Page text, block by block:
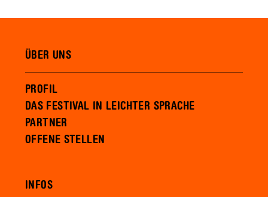
ÜBER UNS
PROFIL
DAS FESTIVAL IN LEICHTER SPRACHE
PARTNER
OFFENE STELLEN
INFOS